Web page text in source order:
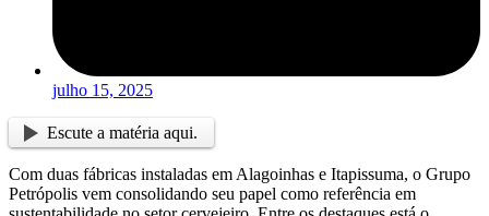
julho 15, 2025
Escute a matéria aqui.
Com duas fábricas instaladas em Alagoinhas e Itapissuma, o Grupo
Petrópolis vem consolidando seu papel como referência em